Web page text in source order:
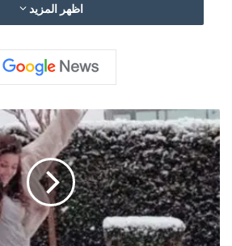
اظهر المزيد
ه
ا
ن
د
ا
أ
ر
ت